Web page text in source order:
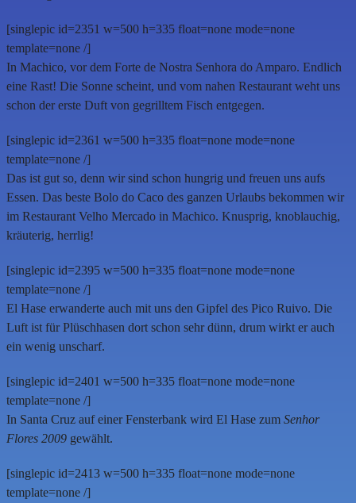
[singlepic id=2351 w=500 h=335 float=none mode=none
template=none /]
In Machico, vor dem Forte de Nostra Senhora do Amparo. Endlich
eine Rast! Die Sonne scheint, und vom nahen Restaurant weht uns
schon der erste Duft von gegrilltem Fisch entgegen.
[singlepic id=2361 w=500 h=335 float=none mode=none
template=none /]
Das ist gut so, denn wir sind schon hungrig und freuen uns aufs
Essen. Das beste Bolo do Caco des ganzen Urlaubs bekommen wir
im Restaurant Velho Mercado in Machico. Knusprig, knoblauchig,
kräuterig, herrlig!
[singlepic id=2395 w=500 h=335 float=none mode=none
template=none /]
El Hase erwanderte auch mit uns den Gipfel des Pico Ruivo. Die
Luft ist für Plüschhasen dort schon sehr dünn, drum wirkt er auch
ein wenig unscharf.
[singlepic id=2401 w=500 h=335 float=none mode=none
template=none /]
In Santa Cruz auf einer Fensterbank wird El Hase zum Senhor
Flores 2009 gewählt.
[singlepic id=2413 w=500 h=335 float=none mode=none
template=none /]